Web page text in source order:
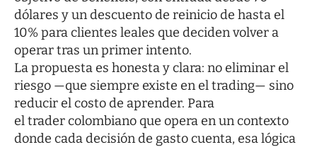
dólares y un descuento de reinicio de hasta el
10% para clientes leales que deciden volver a
operar tras un primer intento.
La propuesta es honesta y clara: no eliminar el
riesgo —que siempre existe en el trading— sino
reducir el costo de aprender. Para
el trader colombiano que opera en un contexto
donde cada decisión de gasto cuenta, esa lógica